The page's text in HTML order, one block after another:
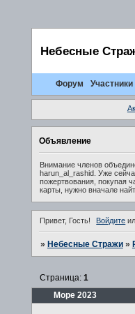
Небесные
Форум Участники
Объявление
Внимание членов
harun_al_rashid. Уже
пожертвования, покупая
карты, нужно вначале
Привет, Гость! Войдите
» Небесные Стражи »
Море 2023
Страница: 1